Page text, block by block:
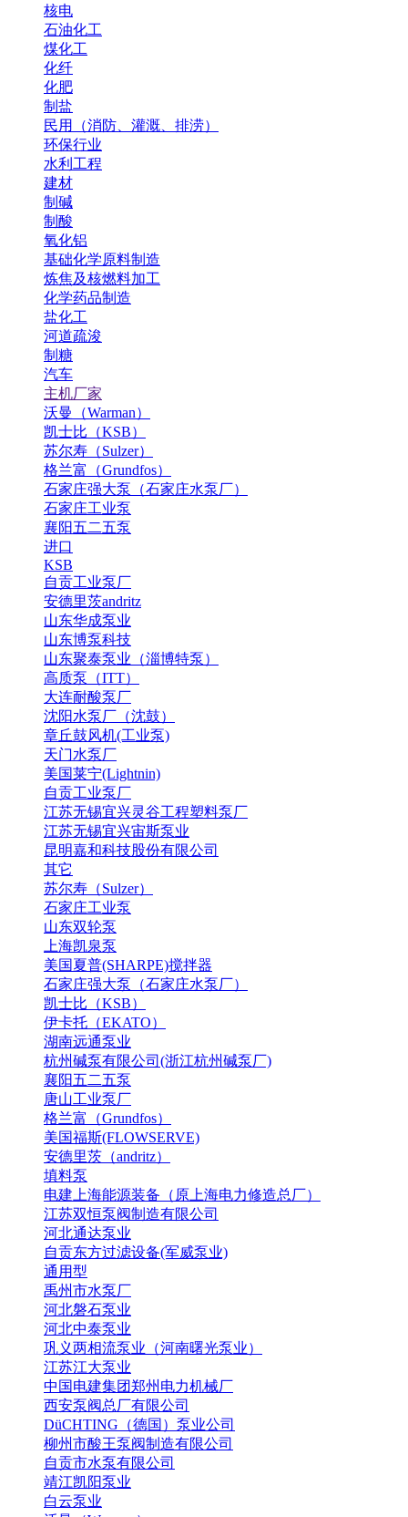
核电
石油化工
煤化工
化纤
化肥
制盐
民用（消防、灌溉、排涝）
环保行业
水利工程
建材
制碱
制酸
氧化铝
基础化学原料制造
炼焦及核燃料加工
化学药品制造
盐化工
河道疏浚
制糖
汽车
主机厂家
沃曼（Warman）
凯士比（KSB）
苏尔寿（Sulzer）
格兰富（Grundfos）
石家庄强大泵（石家庄水泵厂）
石家庄工业泵
襄阳五二五泵
进口
KSB
自贡工业泵厂
安德里茨andritz
山东华成泵业
山东博泵科技
山东聚泰泵业（淄博特泵）
高质泵（ITT）
大连耐酸泵厂
沈阳水泵厂（沈鼓）
章丘鼓风机(工业泵)
天门水泵厂
美国莱宁(Lightnin)
自贡工业泵厂
江苏无锡宜兴灵谷工程塑料泵厂
江苏无锡宜兴宙斯泵业
昆明嘉和科技股份有限公司
其它
苏尔寿（Sulzer）
石家庄工业泵
山东双轮泵
上海凯泉泵
美国夏普(SHARPE)搅拌器
石家庄强大泵（石家庄水泵厂）
凯士比（KSB）
伊卡托（EKATO）
湖南远通泵业
杭州碱泵有限公司(浙江杭州碱泵厂)
襄阳五二五泵
唐山工业泵厂
格兰富（Grundfos）
美国福斯(FLOWSERVE)
安德里茨（andritz）
填料泵
电建上海能源装备（原上海电力修造总厂）
江苏双恒泵阀制造有限公司
河北通达泵业
自贡东方过滤设备(军威泵业)
通用型
禹州市水泵厂
河北磐石泵业
河北中泰泵业
巩义两相流泵业（河南曙光泵业）
江苏江大泵业
中国电建集团郑州电力机械厂
西安泵阀总厂有限公司
DüCHTING（德国）泵业公司
柳州市酸王泵阀制造有限公司
自贡市水泵有限公司
靖江凯阳泵业
白云泵业